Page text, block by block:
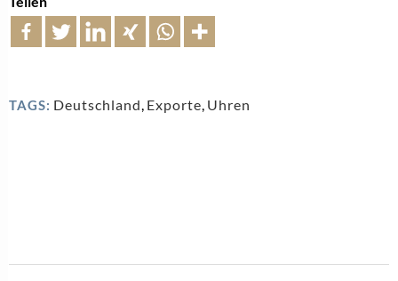
TAGS: Deutschland, Exporte, Uhren